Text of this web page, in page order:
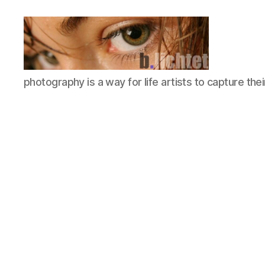
b.lichtet.de
Photography
photography is a way for life artists to capture